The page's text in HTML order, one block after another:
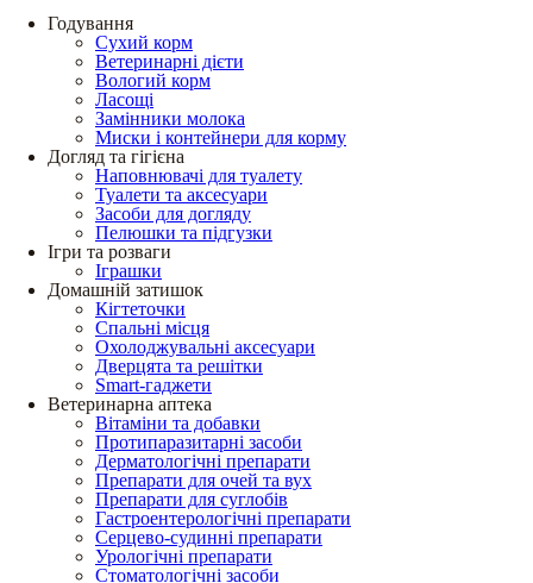
Годування
Сухий корм
Ветеринарні дієти
Вологий корм
Ласощі
Замінники молока
Миски і контейнери для корму
Догляд та гігієна
Наповнювачі для туалету
Туалети та аксесуари
Засоби для догляду
Пелюшки та підгузки
Ігри та розваги
Іграшки
Домашній затишок
Кігтеточки
Спальні місця
Охолоджувальні аксесуари
Дверцята та решітки
Smart-гаджети
Ветеринарна аптека
Вітаміни та добавки
Протипаразитарні засоби
Дерматологічні препарати
Препарати для очей та вух
Препарати для суглобів
Гастроентерологічні препарати
Серцево-судинні препарати
Урологічні препарати
Стоматологічні засоби